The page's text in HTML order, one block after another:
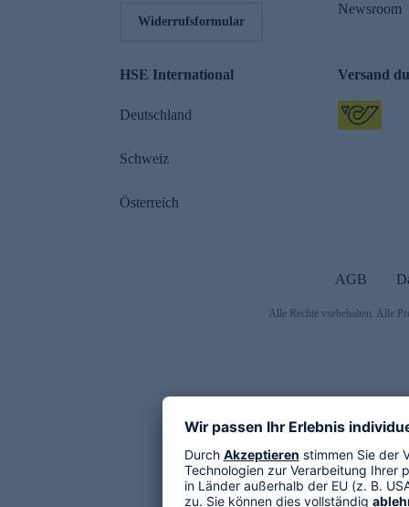
Widerrufsformular
Newsroom
HSE International
Deutschland
Schweiz
Österreich
Versand
AGB
Alle Rechte vorbehalten. Alle